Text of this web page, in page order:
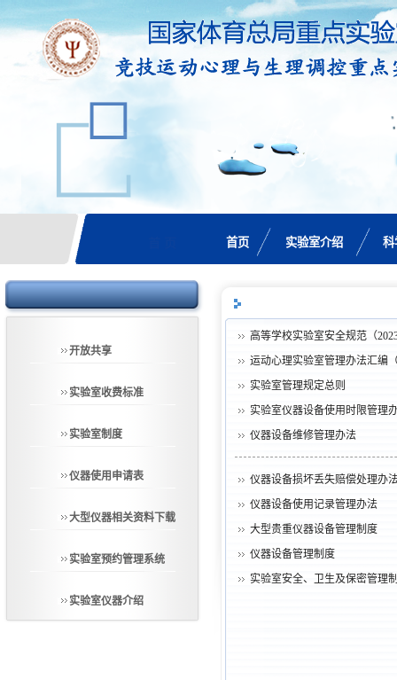
首页 实验室介绍
开放共享
实验室收费标准
实验室制度
仪器使用申请表
大型仪器相关资料下载
实验室预约管理系统
实验室仪器介绍
高等学校实验室安全规范（
运动心理实验室管理办法汇编
实验室管理规定总则
实验室仪器设备使用时限管理
仪器设备维修管理办法
仪器设备损坏丢失赔偿处理办
仪器设备使用记录管理办法
大型贵重仪器设备管理制度
仪器设备管理制度
实验室安全、卫生及保密管理